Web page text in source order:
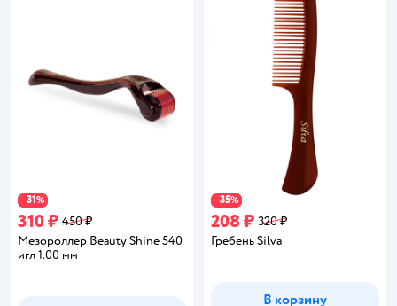
−31%
310 ₽ 450 ₽
Мезороллер Beauty Shine 540
игл 1.00 мм
−35%
208 ₽ 320 ₽
Гребень Silva
В корзину